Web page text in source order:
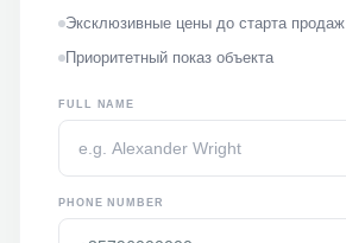
Эксклюзивные цены до старта продаж
Приоритетный показ объекта
FULL NAME
PHONE NUMBER